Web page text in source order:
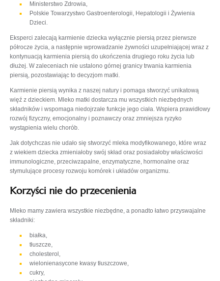
Ministerstwo Zdrowia,
Polskie Towarzystwo Gastroenterologii, Hepatologii i Żywienia
Dzieci.
Eksperci zalecają karmienie dziecka wyłącznie piersią przez pierwsze
półrocze życia, a następnie wprowadzanie żywności uzupełniającej wraz z
kontynuacją karmienia piersią do ukończenia drugiego roku życia lub
dłużej. W zaleceniach nie ustalono górnej granicy trwania karmienia
piersią, pozostawiając to decyzjom matki.
Karmienie piersią wynika z naszej natury i pomaga stworzyć unikatową
więź z dzieckiem. Mleko matki dostarcza mu wszystkich niezbędnych
składników i wspomaga niedojrzałe funkcje jego ciała. Wspiera prawidłowy
rozwój fizyczny, emocjonalny i poznawczy oraz zmniejsza ryzyko
wystąpienia wielu chorób.
Jak dotychczas nie udało się stworzyć mleka modyfikowanego, które wraz
z wiekiem dziecka zmieniałoby swój skład oraz posiadałoby właściwości
immunologiczne, przeciwzapalne, enzymatyczne, hormonalne oraz
stymulujące procesy rozwoju komórek i układów organizmu.
Korzyści nie do przecenienia
Mleko mamy zawiera wszystkie niezbędne, a ponadto łatwo przyswajalne
składniki:
białka,
tłuszcze,
cholesterol,
wielonienasycone kwasy tłuszczowe,
cukry,